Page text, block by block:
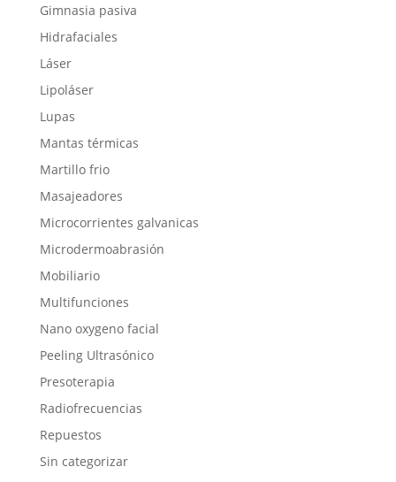
Gimnasia pasiva
Hidrafaciales
Láser
Lipoláser
Lupas
Mantas térmicas
Martillo frio
Masajeadores
Microcorrientes galvanicas
Microdermoabrasión
Mobiliario
Multifunciones
Nano oxygeno facial
Peeling Ultrasónico
Presoterapia
Radiofrecuencias
Repuestos
Sin categorizar